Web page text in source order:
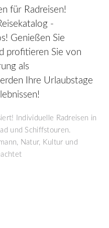
für Radreisen!
-
Genießen Sie
profitieren Sie von
als
Ihre Urlaubstage
Individuelle Radreisen in
und Schiffstouren.
Natur, Kultur und